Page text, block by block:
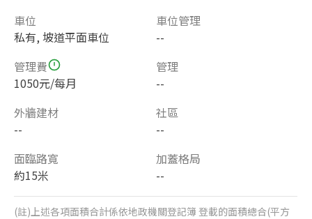
車位
私有, 坡道平面車位
車位管理
--
管理費
1050元/每月
管理
--
外牆建材
--
社區
--
面臨路寬
約15米
加蓋格局
--
(註)上述各項面積合計係依地政機關登記簿 登載的面積總合(平方